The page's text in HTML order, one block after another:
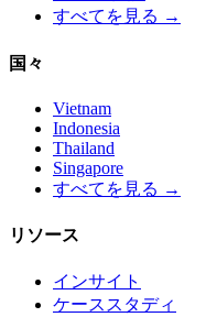
すべてを見る →
国々
Vietnam
Indonesia
Thailand
Singapore
すべてを見る →
リソース
インサイト
ケーススタディ